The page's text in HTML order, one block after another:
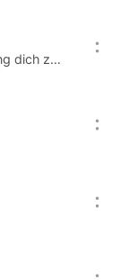
Sorry3000 / Warum Overthinking dich zerstört